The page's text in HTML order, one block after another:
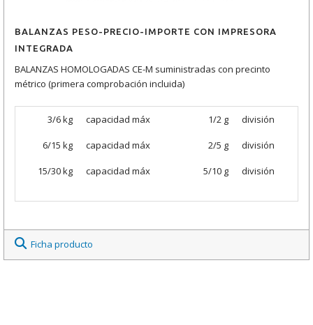
BALANZAS PESO-PRECIO-IMPORTE CON IMPRESORA
INTEGRADA
BALANZAS HOMOLOGADAS CE-M suministradas con precinto
métrico (primera comprobación incluida)
3/6 kg capacidad máx 1/2 g división
6/15 kg capacidad máx 2/5 g división
15/30 kg capacidad máx 5/10 g división
Ficha producto